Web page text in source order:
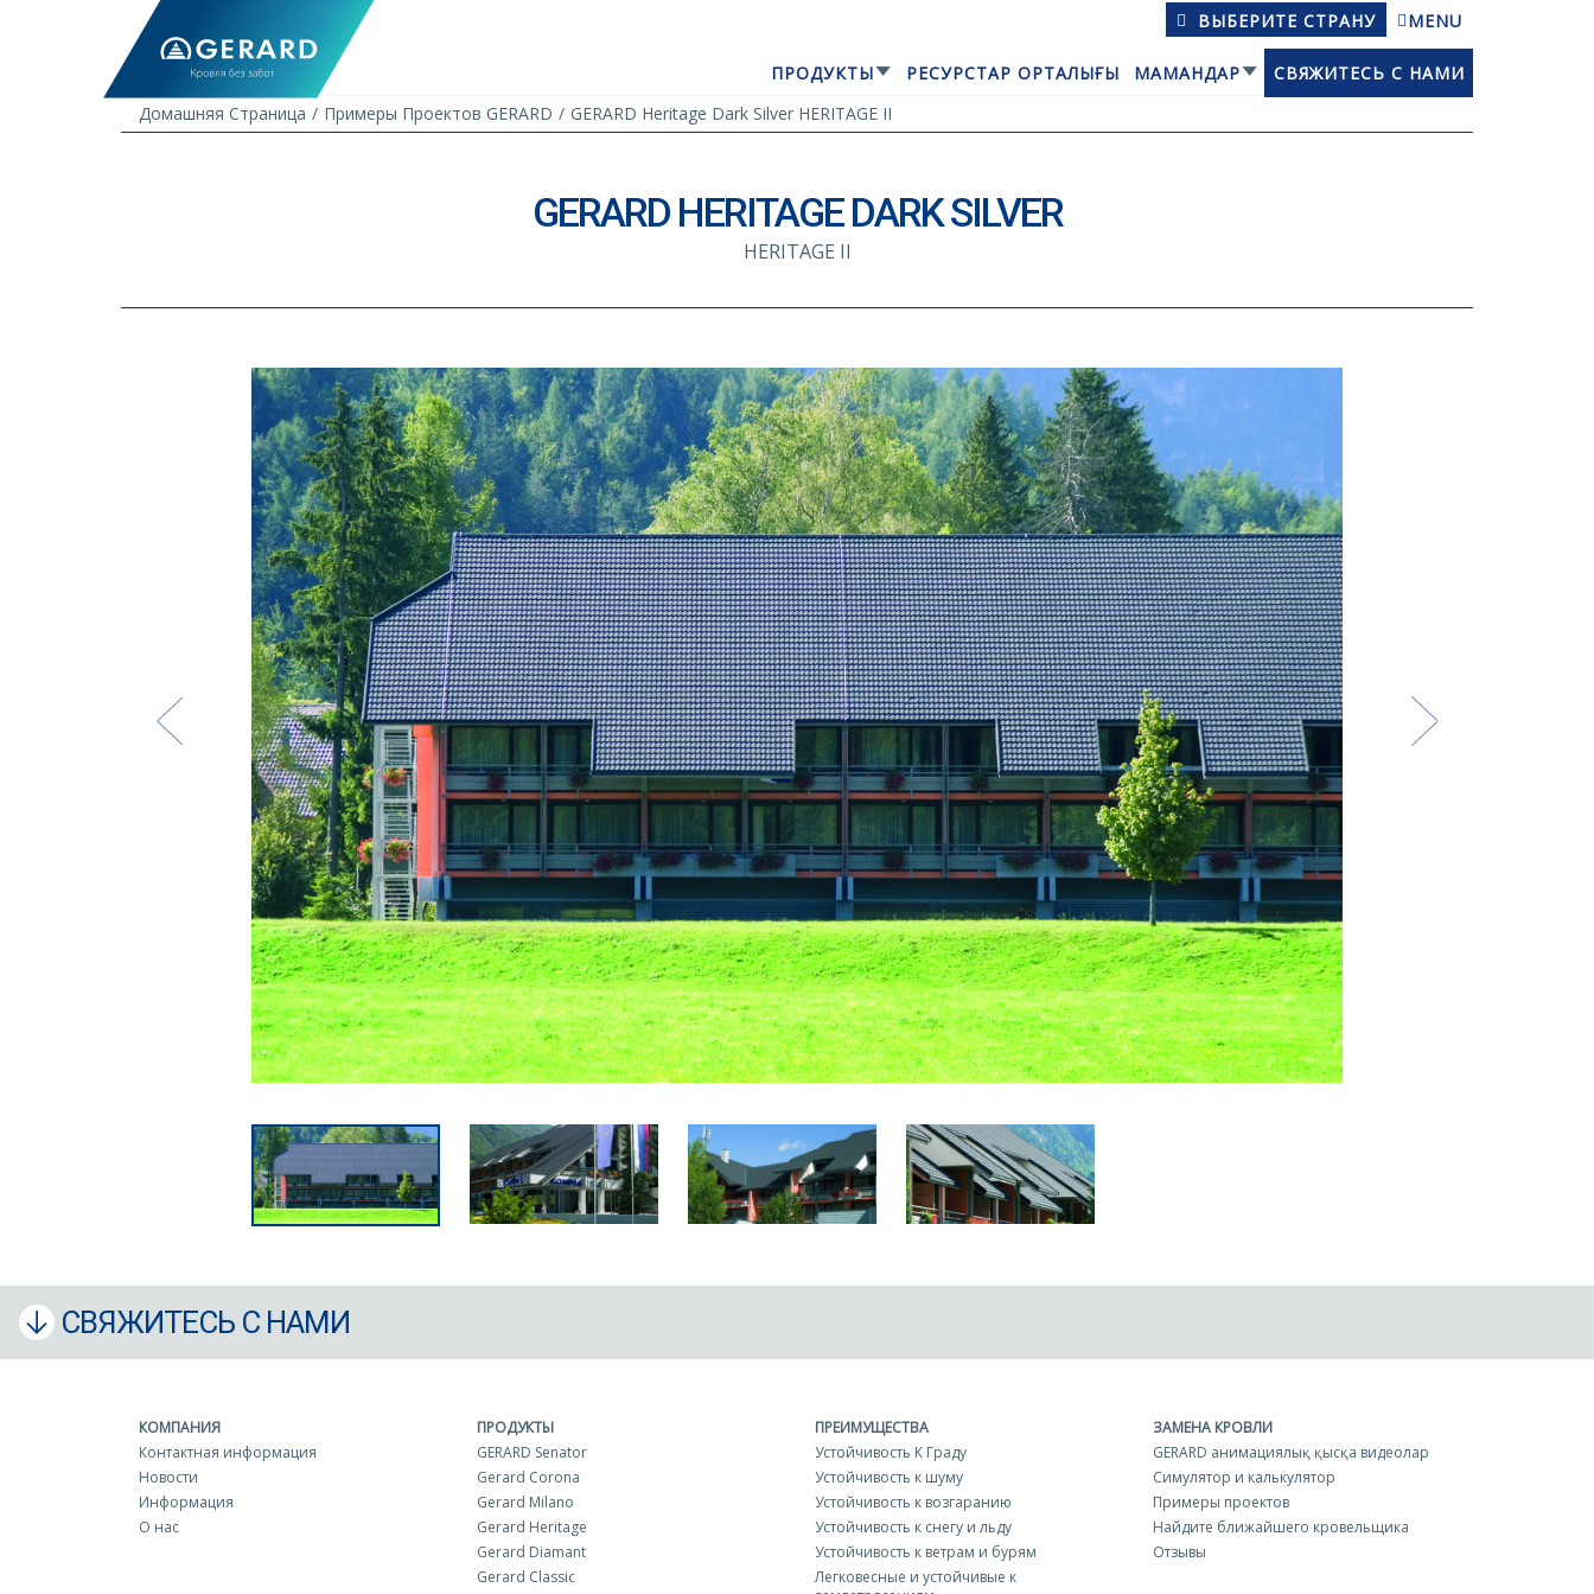
ВЫБЕРИТЕ СТРАНУ MENU
ПРОДУКТЫ РЕСУРСТАР ОРТАЛЫҒЫ МАМАНДАР
СВЯЖИТЕСЬ С НАМИ
Домашняя Страница
Примеры Проектов GERARD GERARD Heritage Dark Silver HERITAGE II
GERARD HERITAGE DARK SILVER
HERITAGE II
СВЯЖИТЕСЬ С НАМИ
КОМПАНИЯ
Контактная информация
Новости
Информация
О нас
ПРОДУКТЫ
GERARD Senator
Gerard Corona
Gerard Milano
Gerard Heritage
Gerard Diamant
Gerard Classic
ПРЕИМУЩЕСТВА
Устойчивость К Граду
Устойчивость к шуму
Устойчивость к возгаранию
Устойчивость к снегу и льду
Устойчивость к ветрам и бурям
Легковесные и устойчивые к
ЗАМЕНА КРОВЛИ
GERARD анимациялық қысқа видеолар
Симулятор и калькулятор
Примеры проектов
Найдите ближайшего кровельщика
Отзывы